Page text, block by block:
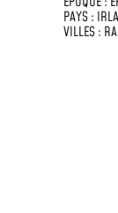
PAYS :
VILLES :